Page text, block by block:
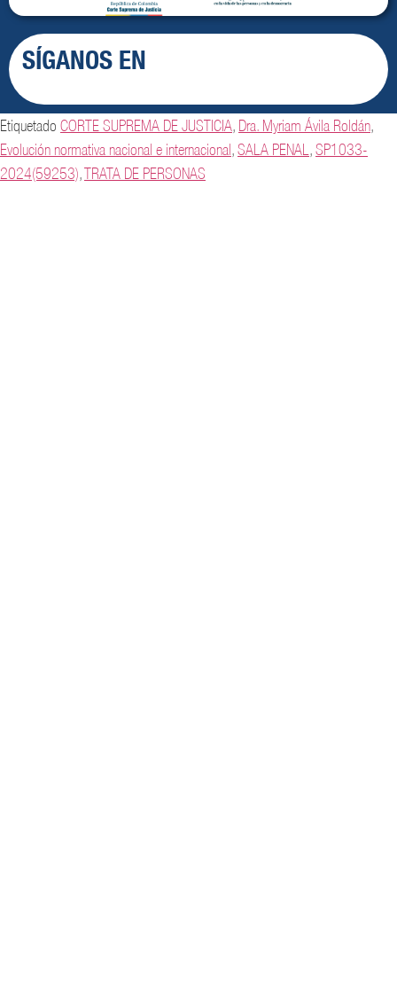
SÍGANOS EN
Etiquetado CORTE SUPREMA DE JUSTICIA, Dra. Myriam Ávila Roldán,
Evolución normativa nacional e internacional,SALA PENAL ,SP1033-
2024(59253),TRATA DE PERSONAS